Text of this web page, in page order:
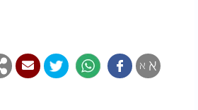
א א